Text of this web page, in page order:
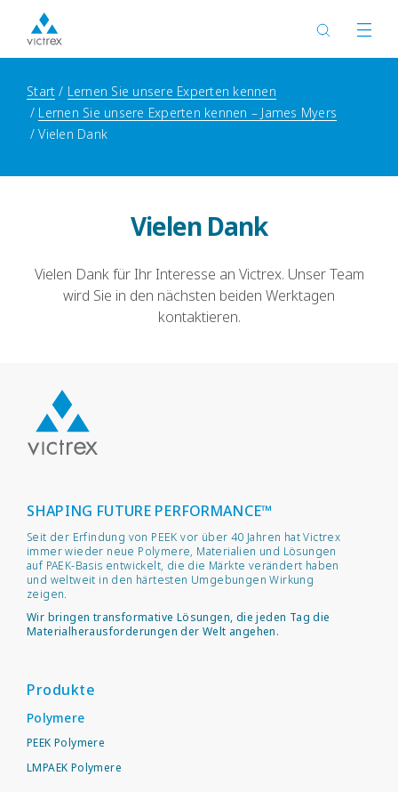
Start
Lernen Sie unsere Experten kennen
Lernen Sie unsere Experten kennen – James Myers
Vielen Dank
Vielen Dank
Vielen Dank für Ihr Interesse an Victrex. Unser Team
wird Sie in den nächsten beiden Werktagen
kontaktieren.
SHAPING FUTURE PERFORMANCE™
Seit der Erfindung von PEEK vor über 40 Jahren hat Victrex
immer wieder neue Polymere, Materialien und Lösungen
auf PAEK-Basis entwickelt, die die Märkte verändert haben
und weltweit in den härtesten Umgebungen Wirkung
zeigen.
Wir bringen transformative Lösungen, die jeden Tag die
Materialherausforderungen der Welt angehen.
Produkte
Polymere
PEEK Polymere
LMPAEK Polymere